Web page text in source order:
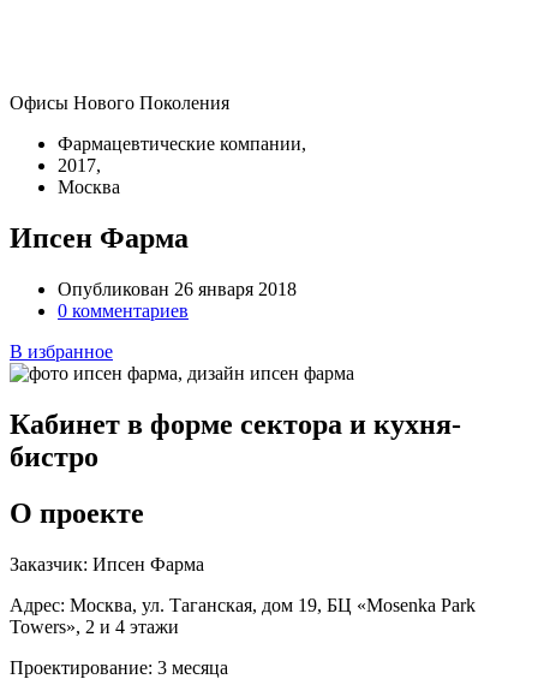
Офисы Нового Поколения
Фармацевтические компании,
2017,
Москва
Ипсен Фарма
Опубликован 26 января 2018
0 комментариев
В избранное
Кабинет в форме сектора и кухня-
бистро
О проекте
Заказчик: Ипсен Фарма
Адрес: Москва, ул. Таганская, дом 19, БЦ «Mosenka Park
Towers», 2 и 4 этажи
Проектирование: 3 месяца